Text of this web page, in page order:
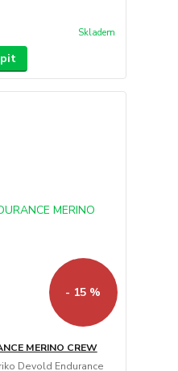
Skladem
- 15 %
MERINO CREW
Devold Endurance